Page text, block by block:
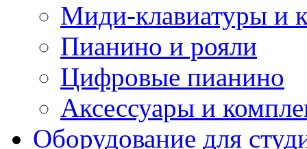
Миди-клавиатуры и
Пианино и рояли
Цифровые пианино
Аксессуары и
Оборудование для